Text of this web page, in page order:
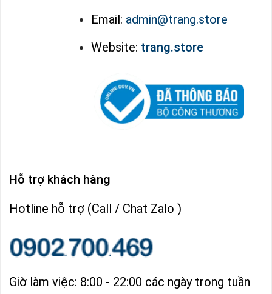
Email: admin@trang.store
Website: trang.store
Hỗ trợ khách hàng
Hotline hỗ trợ (Call / Chat Zalo )
Giờ làm việc: 8:00 - 22:00 các ngày trong tuần